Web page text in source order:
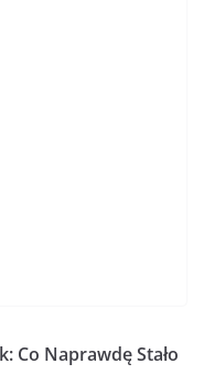
Co Naprawdę Stało